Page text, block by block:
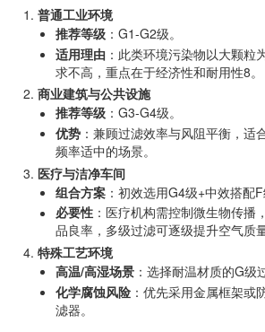
普通工业环境
推荐等级 ：G1-G2级。
适用理由 ：此类环境污染物以大颗粒
求不高，重点在于经济性和耐用性8。
商业建筑与公共设施
推荐等级 ：G3-G4级。
优势 ：兼顾过滤效率与风阻平衡，适
频率适中的场景。
医疗与洁净车间
组合方案 ：初效选用G4级+中效搭配F
必要性 ：医疗机构需控制微生物传播
品良率，多级过滤可逐级提升空气质量
特殊工艺环境
高温/高湿场景 ：选择耐温材质的G级
化学腐蚀风险 ：优先采用金属框架或
滤器。